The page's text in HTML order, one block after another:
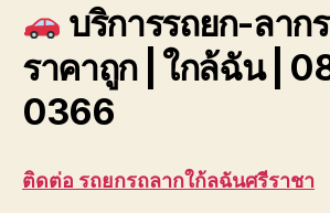
บริการรถยก-ลาก
ราคาถูก | ใกล้ฉัน |
0366
ติดต่อ รถยกรถลากใก้ลฉันศรีราชา